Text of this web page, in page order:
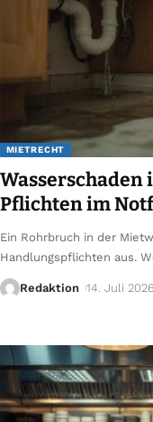
MIETRECHT
Pflichten im
Ein Rohrbruch in der
Handlungspflichten aus.
Redaktion 14. Juli 2026